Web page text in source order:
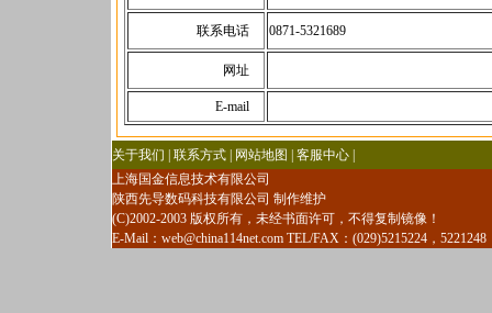
联系电话 0871-5321689
网址
E-mail
关于我们 | 联系方式 | 网站地图 | 客服中心 |
上海国金信息技术有限公司
陕西先导数码科技有限公司 制作维护
(C)2002-2003 版权所有，未经书面许可，不得复制镜像！
E-Mail： web@china114net.com TEL/FAX：(029)5215224，5221248